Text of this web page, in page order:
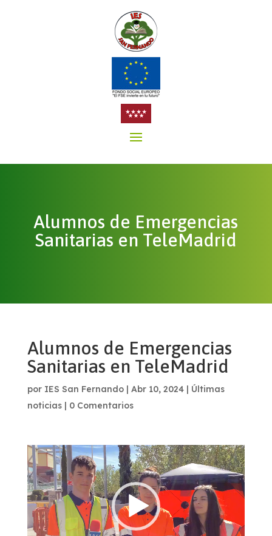
Alumnos de Emergencias
Sanitarias en TeleMadrid
Alumnos de Emergencias
Sanitarias en TeleMadrid
por IES San Fernando| Abr 10, 2024| Últimas
noticias| 0 Comentarios
Reproductor
de
vídeo